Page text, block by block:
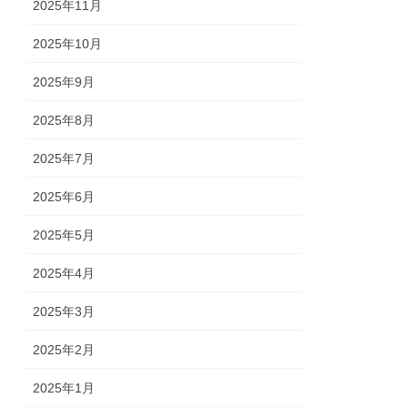
2025年11月
2025年10月
2025年9月
2025年8月
2025年7月
2025年6月
2025年5月
2025年4月
2025年3月
2025年2月
2025年1月